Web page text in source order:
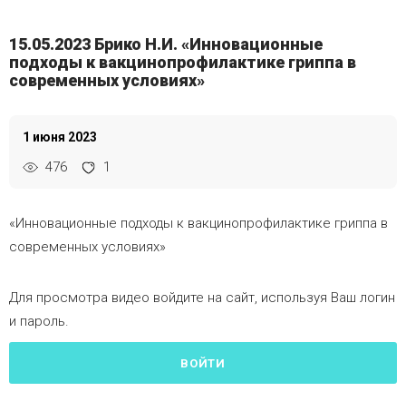
15.05.2023 Брико Н.И. «Инновационные
подходы к вакцинопрофилактике гриппа в
современных условиях»
1 июня 2023
476 1
«Инновационные подходы к вакцинопрофилактике гриппа в
современных условиях»
Для просмотра видео войдите на сайт, используя Ваш логин
и пароль.
ВОЙТИ